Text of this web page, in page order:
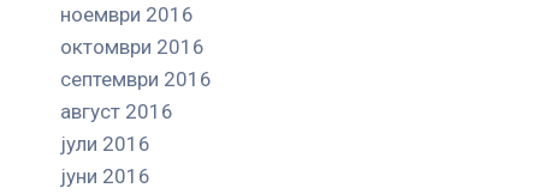
ноември 2016
октомври 2016
септември 2016
август 2016
јули 2016
јуни 2016